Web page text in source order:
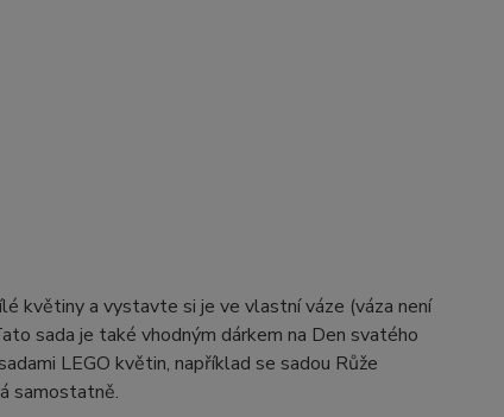
květiny a vystavte si je ve vlastní váze (váza není
sada je také vhodným dárkem na Den svatého
LEGO květin, například se sadou Růže
samostatně.